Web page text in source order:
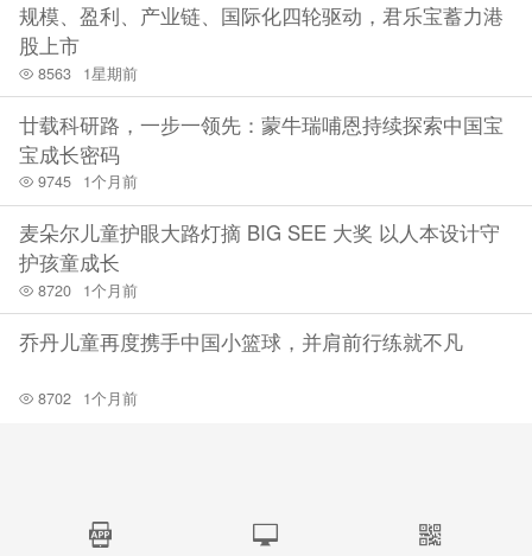
规模、盈利、产业链、国际化四轮驱动，君乐宝蓄力港
股上市
8563 1星期前
廿载科研路，一步一领先：蒙牛瑞哺恩持续探索中国宝
宝成长密码
9745 1个月前
麦朵尔儿童护眼大路灯摘 BIG SEE 大奖 以人本设计守
护孩童成长
8720 1个月前
乔丹儿童再度携手中国小篮球，并肩前行练就不凡
8702 1个月前